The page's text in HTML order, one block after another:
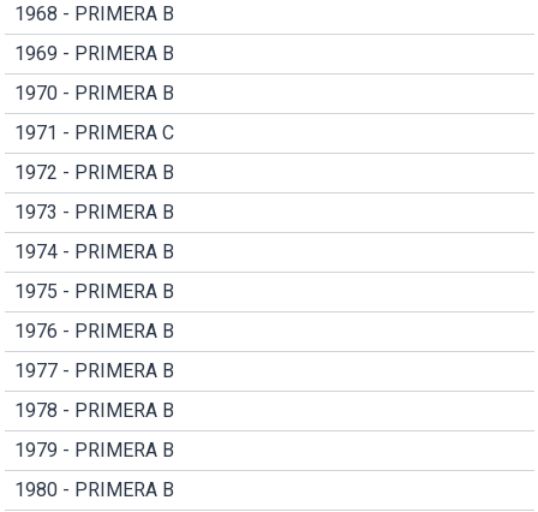
1968 - PRIMERA B
1969 - PRIMERA B
1970 - PRIMERA B
1971 - PRIMERA C
1972 - PRIMERA B
1973 - PRIMERA B
1974 - PRIMERA B
1975 - PRIMERA B
1976 - PRIMERA B
1977 - PRIMERA B
1978 - PRIMERA B
1979 - PRIMERA B
1980 - PRIMERA B